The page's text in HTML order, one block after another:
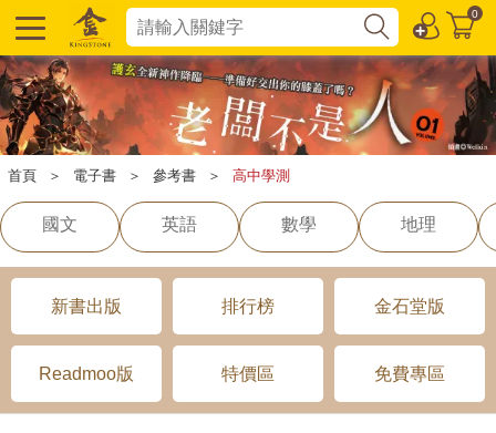
0
首頁 ＞ 電子書 ＞ 參考書 ＞ 高中學測
國文 英語 數學 地理
新書出版 排行榜 金石堂版
Readmoo版 特價區 免費專區